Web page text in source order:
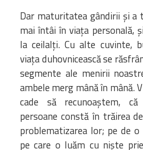
Dar maturitatea gândirii și a
mai întâi în viața personală,
la ceilalți. Cu alte cuvinte,
viața duhovnicească se
segmente ale menirii
ambele merg mână în mână.
cade să recunoaștem,
persoane constă în trăirea
problematizarea lor; pe de
pe care o luăm cu niște